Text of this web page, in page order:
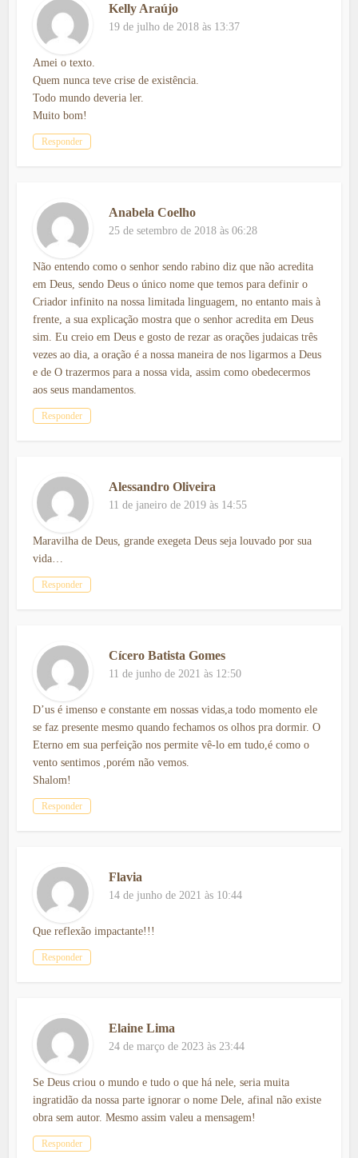
Kelly Araújo
19 de julho de 2018 às 13:37
Amei o texto.
Quem nunca teve crise de existência.
Todo mundo deveria ler.
Muito bom!
Responder
Anabela Coelho
25 de setembro de 2018 às 06:28
Não entendo como o senhor sendo rabino diz que não acredita
em Deus, sendo Deus o único nome que temos para definir o
Criador infinito na nossa limitada linguagem, no entanto mais à
frente, a sua explicação mostra que o senhor acredita em Deus
sim. Eu creio em Deus e gosto de rezar as orações judaicas três
vezes ao dia, a oração é a nossa maneira de nos ligarmos a Deus
e de O trazermos para a nossa vida, assim como obedecermos
aos seus mandamentos.
Responder
Alessandro Oliveira
11 de janeiro de 2019 às 14:55
Maravilha de Deus, grande exegeta Deus seja louvado por sua
vida…
Responder
Cícero Batista Gomes
11 de junho de 2021 às 12:50
D’us é imenso e constante em nossas vidas,a todo momento ele
se faz presente mesmo quando fechamos os olhos pra dormir. O
Eterno em sua perfeição nos permite vê-lo em tudo,é como o
vento sentimos ,porém não vemos.
Shalom!
Responder
Flavia
14 de junho de 2021 às 10:44
Que reflexão impactante!!!
Responder
Elaine Lima
24 de março de 2023 às 23:44
Se Deus criou o mundo e tudo o que há nele, seria muita
ingratidão da nossa parte ignorar o nome Dele, afinal não existe
obra sem autor. Mesmo assim valeu a mensagem!
Responder